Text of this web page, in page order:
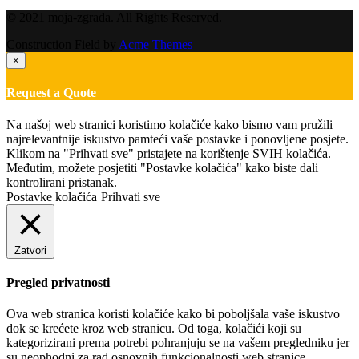
Acme Themes
×
Request a Quote
Na našoj web stranici koristimo kolačiće kako bismo vam pružili
najrelevantnije iskustvo pamteći vaše postavke i ponovljene posjete.
Klikom na "Prihvati sve" pristajete na korištenje SVIH kolačića.
Međutim, možete posjetiti "Postavke kolačića" kako biste dali
kontrolirani pristanak.
Postavke kolačića Prihvati sve
Zatvori
Pregled privatnosti
Ova web stranica koristi kolačiće kako bi poboljšala vaše iskustvo
dok se krećete kroz web stranicu. Od toga, kolačići koji su
kategorizirani prema potrebi pohranjuju se na vašem pregledniku jer